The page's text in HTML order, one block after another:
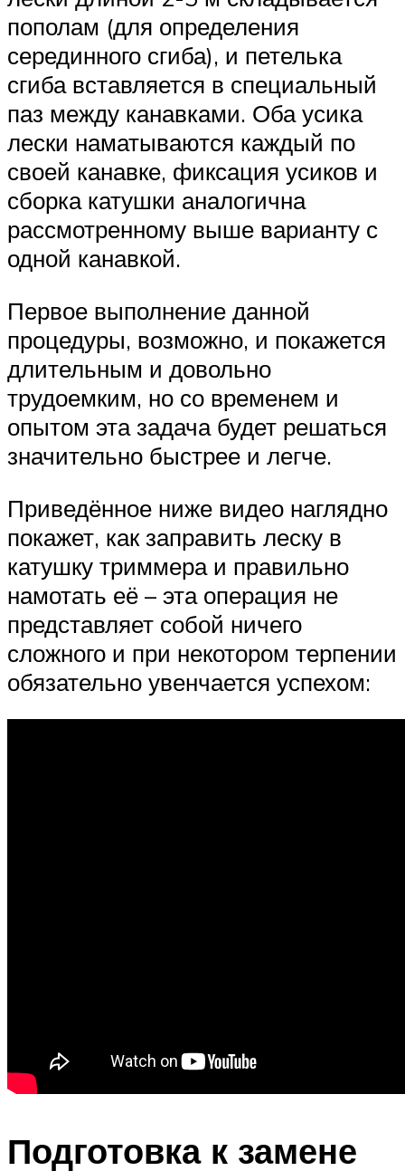
пополам (для определения
серединного сгиба), и петелька
сгиба вставляется в специальный
паз между канавками. Оба усика
лески наматываются каждый по
своей канавке, фиксация усиков и
сборка катушки аналогична
рассмотренному выше варианту с
одной канавкой.
Первое выполнение данной
процедуры, возможно, и покажется
длительным и довольно
трудоемким, но со временем и
опытом эта задача будет решаться
значительно быстрее и легче.
Приведённое ниже видео наглядно
покажет, как заправить леску в
катушку триммера и правильно
намотать её – эта операция не
представляет собой ничего
сложного и при некотором терпении
обязательно увенчается успехом:
Подготовка к замене